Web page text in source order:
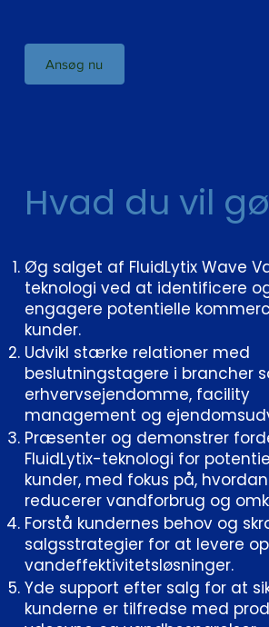
Ansøg nu
Hvad du vil
Øg salget af FluidLytix Wave
teknologi ved at identificere
engagere potentielle
kunder.
Udvikl stærke relationer med
beslutningstagere i brancher
erhvervsejendomme, facility
management og
Præsenter og demonstrer
FluidLytix-teknologi for
kunder, med fokus på,
reducerer vandforbrug og
Forstå kundernes behov og
salgsstrategier for at levere
vandeffektivitetsløsninger.
Yde support efter salg for at
kunderne er tilfredse med